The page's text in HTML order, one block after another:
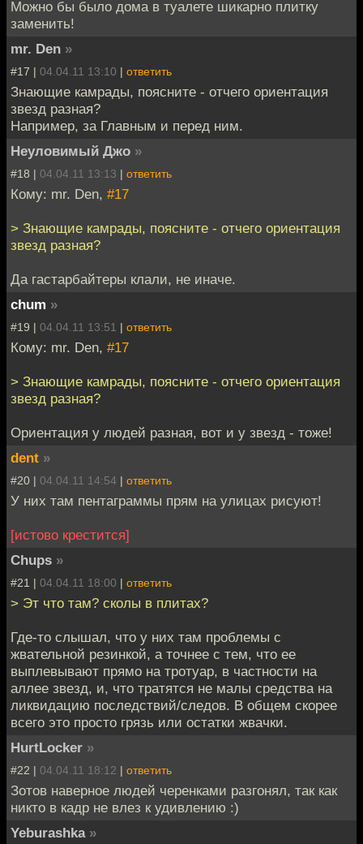
Можно бы было дома в туалете шикарно плитку
заменить!
mr. Den »
#17 | 04.04.11 13:10 | ответить
Знающие камрады, поясните - отчего ориентация
звезд разная?
Например, за Главным и перед ним.
Неуловимый Джо »
#18 | 04.04.11 13:13 | ответить
Кому: mr. Den, #17
> Знающие камрады, поясните - отчего ориентация
звезд разная?
Да гастарбайтеры клали, не иначе.
chum »
#19 | 04.04.11 13:51 | ответить
Кому: mr. Den, #17
> Знающие камрады, поясните - отчего ориентация
звезд разная?
Ориентация у людей разная, вот и у звезд - тоже!
dent »
#20 | 04.04.11 14:54 | ответить
У них там пентаграммы прям на улицах рисуют!
[истово крестится]
Chups »
#21 | 04.04.11 18:00 | ответить
> Эт что там? сколы в плитах?
Где-то слышал, что у них там проблемы с
жвательной резинкой, а точнее с тем, что ее
выплевывают прямо на тротуар, в частности на
аллее звезд, и, что тратятся не малы средства на
ликвидацию последствий/следов. В общем скорее
всего это просто грязь или остатки жвачки.
HurtLocker »
#22 | 04.04.11 18:12 | ответить
Зотов наверное людей черенками разгонял, так как
никто в кадр не влез к удивлению :)
Yeburashka »